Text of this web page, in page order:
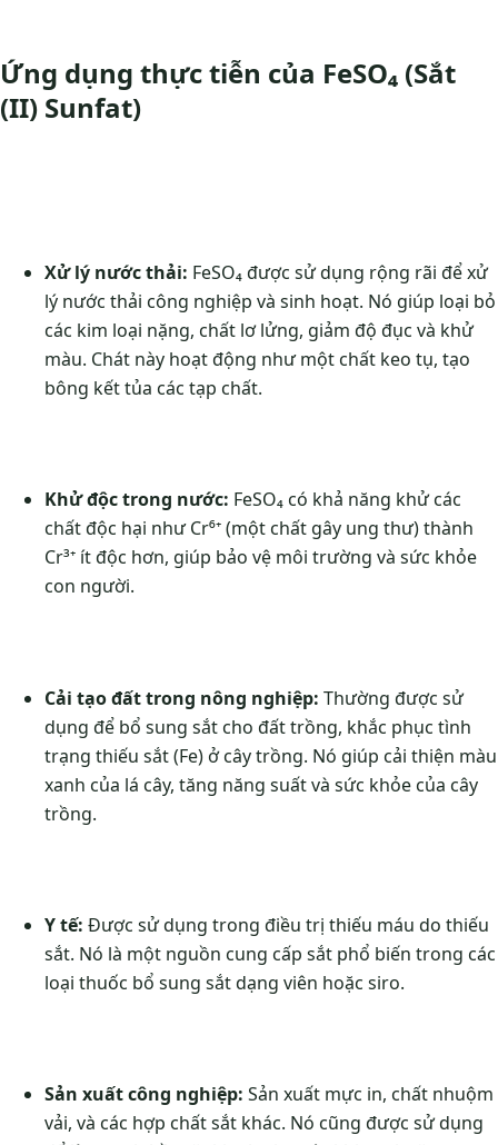
Ứng dụng thực tiễn của FeSO₄ (Sắt
(II) Sunfat)
Xử lý nước thải: FeSO₄ được sử dụng rộng rãi để xử
lý nước thải công nghiệp và sinh hoạt. Nó giúp loại bỏ
các kim loại nặng, chất lơ lửng, giảm độ đục và khử
màu. Chát này hoạt động như một chất keo tụ, tạo
bông kết tủa các tạp chất.
Khử độc trong nước: FeSO₄ có khả năng khử các
chất độc hại như Cr⁶⁺ (một chất gây ung thư) thành
Cr³⁺ ít độc hơn, giúp bảo vệ môi trường và sức khỏe
con người.
Cải tạo đất trong nông nghiệp: Thường được sử
dụng để bổ sung sắt cho đất trồng, khắc phục tình
trạng thiếu sắt (Fe) ở cây trồng. Nó giúp cải thiện màu
xanh của lá cây, tăng năng suất và sức khỏe của cây
trồng.
Y tế: Được sử dụng trong điều trị thiếu máu do thiếu
sắt. Nó là một nguồn cung cấp sắt phổ biến trong các
loại thuốc bổ sung sắt dạng viên hoặc siro.
Sản xuất công nghiệp: Sản xuất mực in, chất nhuộm
vải, và các hợp chất sắt khác. Nó cũng được sử dụng